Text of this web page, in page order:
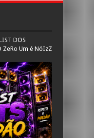
DOS
ZeRo Um é NóIzZ